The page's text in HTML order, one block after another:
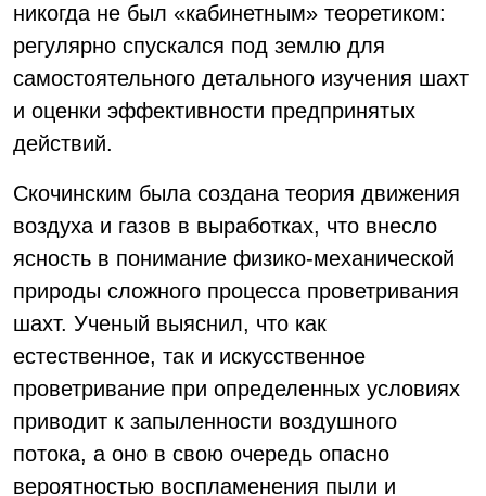
никогда не был «кабинетным» теоретиком:
регулярно спускался под землю для
самостоятельного детального изучения шахт
и оценки эффективности предпринятых
действий.
Скочинским была создана теория движения
воздуха и газов в выработках, что внесло
ясность в понимание физико-механической
природы сложного процесса проветривания
шахт. Ученый выяснил, что как
естественное, так и искусственное
проветривание при определенных условиях
приводит к запыленности воздушного
потока, а оно в свою очередь опасно
вероятностью воспламенения пыли и